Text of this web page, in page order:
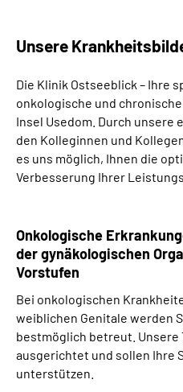
Unsere
Die Klinik Ostseeblick – Ihre
onkologische und
Insel Usedom. Durch unsere
den Kolleginnen und
es uns möglich, Ihnen die
Verbesserung Ihrer
Onkologische
der gynäkologischen
Vorstufen
Bei onkologischen
weiblichen Genitale werden
bestmöglich betreut.
ausgerichtet und sollen Ihre
unterstützen.